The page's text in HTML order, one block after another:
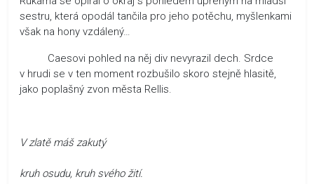
sestru, která opodál tančila pro jeho potěchu, myšlenkami
však na hony vzdálený…
Caesovi pohled na něj div nevyrazil dech. Srdce
v hrudi se v ten moment rozbušilo skoro stejně hlasitě,
jako poplašný zvon města Rellis.
V zlatě máš zakutý
kruh osudu, kruh svého žití.